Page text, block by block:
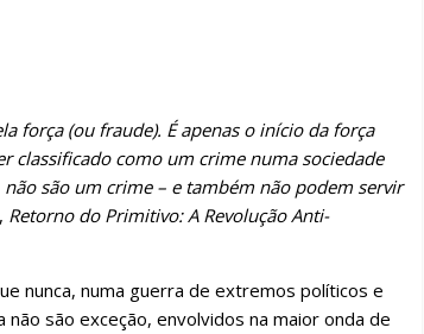
força (ou fraude). É apenas o início da força
classificado como um crime numa sociedade
são um crime – e também não podem servir
Retorno do Primitivo: A Revolução Anti-
nunca, numa guerra de extremos políticos e
são exceção, envolvidos na maior onda de